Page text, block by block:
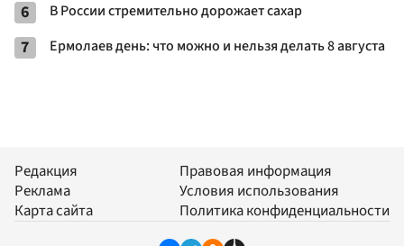
6 В России стремительно дорожает сахар
7 Ермолаев день: что можно и нельзя делать 8 августа
Редакция
Реклама
Карта сайта
Правовая информация
Условия использования
Политика конфиденциальности